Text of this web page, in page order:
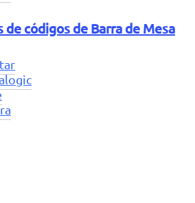
de códigos de Barra de Mesa